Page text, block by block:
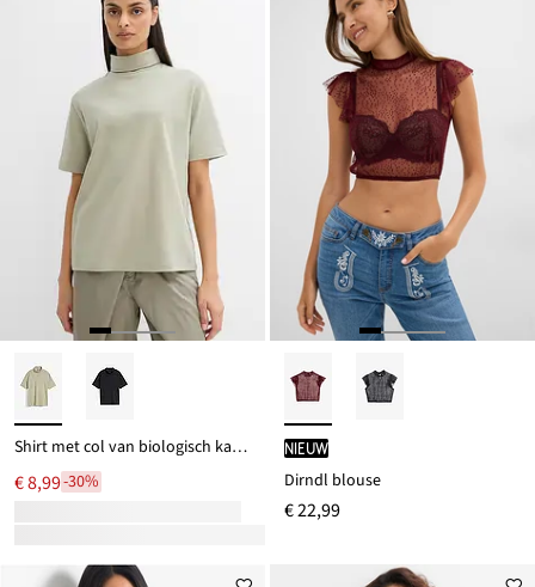
Shirt met col van biologisch katoen
€ 8,99-30%
Nieuw
Dirndl blouse
€ 22,99